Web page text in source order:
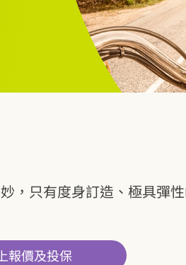
，只有度身訂造、極具彈
報價及投保